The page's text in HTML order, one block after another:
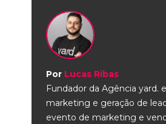
Por Lucas Ribas
Fundador da Agência
marketing e geração de
evento de marketing e